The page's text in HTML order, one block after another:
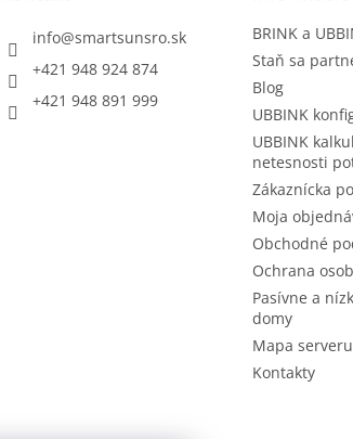
info@smartsunsro.sk
+421 948 924 874
+421 948 891 999
BRINK a
Staň sa
Blog
UBBINK
UBBINK
netesnosti
Zákaznícka
Moja
Obchodné
Ochrana
Pasívne a
domy
Mapa serveru
Kontakty